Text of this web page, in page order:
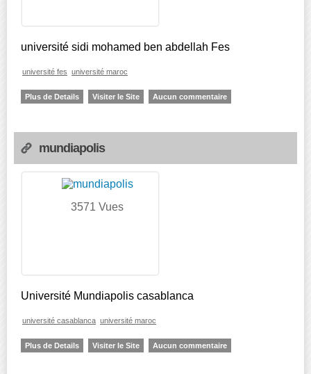
université sidi mohamed ben abdellah Fes
université fes université maroc
Plus de Details Visiter le Site Aucun commentaire
mundiapolis
3571 Vues
Université Mundiapolis casablanca
université casablanca université maroc
Plus de Details Visiter le Site Aucun commentaire